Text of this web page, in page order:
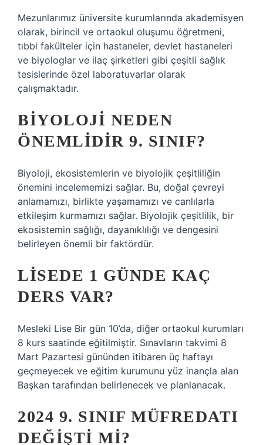
Mezunlarımız üniversite kurumlarında akademisyen
olarak, birincil ve ortaokul oluşumu öğretmeni,
tıbbi fakülteler için hastaneler, devlet hastaneleri
ve biyologlar ve ilaç şirketleri gibi çeşitli sağlık
tesislerinde özel laboratuvarlar olarak
çalışmaktadır.
BIYOLOJI NEDEN
ÖNEMLIDIR 9. SINIF?
Biyoloji, ekosistemlerin ve biyolojik çeşitliliğin
önemini incelememizi sağlar. Bu, doğal çevreyi
anlamamızı, birlikte yaşamamızı ve canlılarla
etkileşim kurmamızı sağlar. Biyolojik çeşitlilik, bir
ekosistemin sağlığı, dayanıklılığı ve dengesini
belirleyen önemli bir faktördür.
LISEDE 1 GÜNDE KAÇ
DERS VAR?
Mesleki Lise Bir gün 10’da, diğer ortaokul kurumları
8 kurs saatinde eğitilmiştir. Sınavların takvimi 8
Mart Pazartesi gününden itibaren üç haftayı
geçmeyecek ve eğitim kurumunu yüz inançla alan
Başkan tarafından belirlenecek ve planlanacak.
2024 9. SINIF MÜFREDATI
DEĞIŞTI MI?